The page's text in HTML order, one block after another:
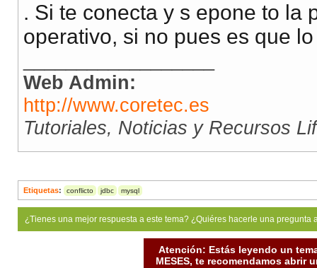
. Si te conecta y s epone to la
operativo, si no pues es que
Web Admin:
http://www.coretec.es
Tutoriales, Noticias y Recursos
Etiquetas: conflicto jdbc mysql
¿Tienes una mejor respuesta a este tema? ¿Quiéres hacerle una
Atención: Estás leyendo un
MESES, te recomendamos abrir